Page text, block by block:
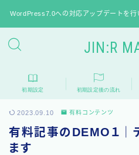
WordPress7.0への対応アップデートを行
JIN:R
JIN:Rの初期設定
子テーマのダウンロード
初期設定 初期設定後の流れ
2023.09.10 有料コンテンツ
有料記事のDEMO１｜
ます